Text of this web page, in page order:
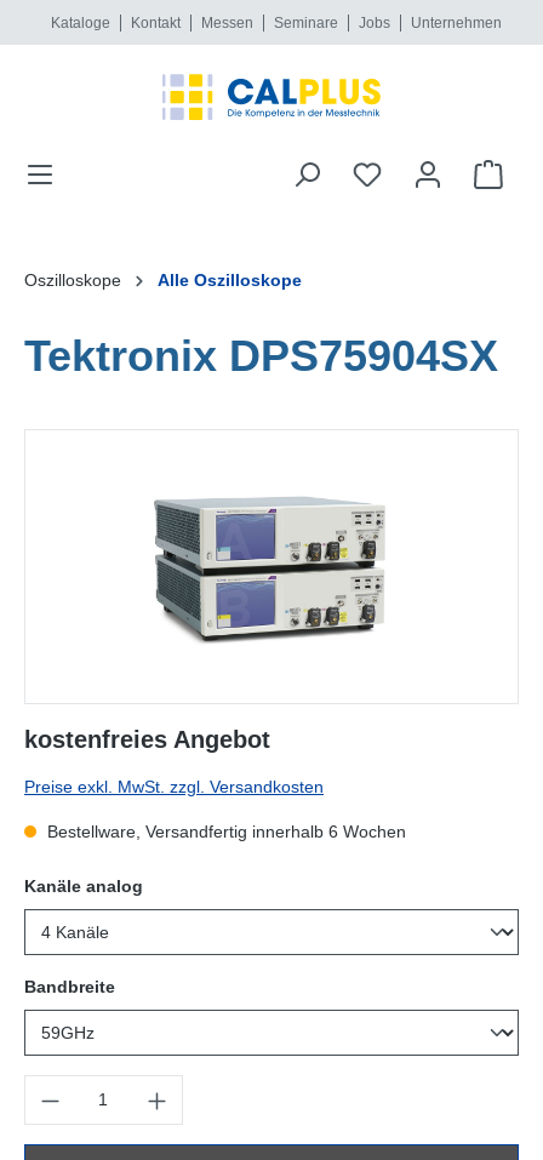
springen
Kataloge Kontakt Messen Seminare Jobs Unternehmen
Oszilloskope Alle Oszilloskope
Tektronix DPS75904SX
kostenfreies Angebot
Preise exkl. MwSt. zzgl. Versandkosten
Bestellware, Versandfertig innerhalb 6 Wochen
Kanäle analog
Bandbreiteauswählen